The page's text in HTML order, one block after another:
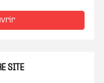
SITE